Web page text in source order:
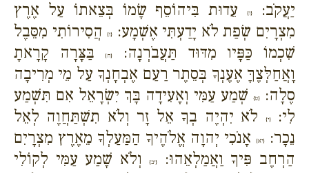
יַעֲקֹב:
{ו}עֵדוּת בִּיהוֹסֵף שָׂמוֹ בְּצֵאתוֹ עַל אֶרֶץ
מִצְרָיִם שְׂפַת לֹא יָדַעְתִּי אֶשְׁמָע:
{ז}הֲסִירוֹתִי מִסֵּבֶל
שִׁכְמוֹ כַּפָּיו מִדּוּד תַּעֲבֹרְנָה:
{ח}בַּצָּרָה קָרָאתָ
וָאֲחַלְּצֶךָּ אֶעֶנְךָ בְּסֵתֶר רַעַם אֶבְחָנְךָ עַל מֵי מְרִיבָה
סֶלָה:
{ט}
שְׁמַע עַמִּי וְאָעִידָה בָּךְ יִשְׂרָאֵל אִם תִּשְׁמַע
לִי:{י}
לֹא יִהְיֶה בְךָ אֵל זָר וְלֹא תִשְׁתַּחֲוֶה לְאֵל
נֵכָר:
{יא}
אָנֹכִי יְהוָה אֱלֹהֶיךָ הַמַּעַלְךָ מֵאֶרֶץ מִצְרָיִם
הַרְחֶב פִּיךָ וַאֲמַלְאֵהוּ:
{יב}וְלֹא שָׁמַע עַמִּי לְקוֹלִי